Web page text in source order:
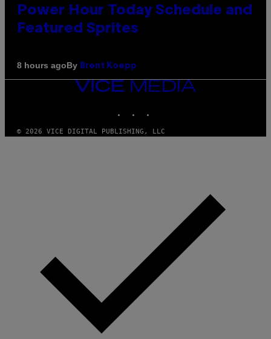
Power Hour Today Schedule and
Featured Sprites
8 hours agoBy Brent Koepp
VICE
MEDIA
© 2026 VICE DIGITAL PUBLISHING, LLC